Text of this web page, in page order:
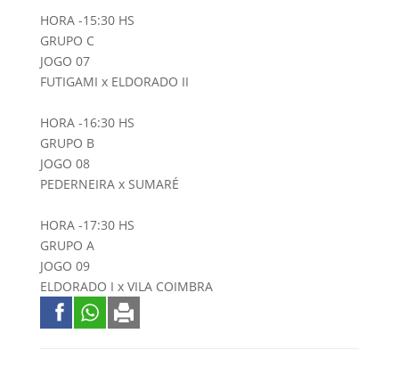
HORA -15:30 HS
GRUPO C
JOGO 07
FUTIGAMI x ELDORADO II
HORA -16:30 HS
GRUPO B
JOGO 08
PEDERNEIRA x SUMARÉ
HORA -17:30 HS
GRUPO A
JOGO 09
ELDORADO I x VILA COIMBRA